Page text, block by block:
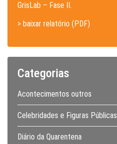
GrisLab – Fase II.
> baixar relatório (PDF)
Categorias
Acontecimentos outros
Celebridades e Figuras Públicas
Diário da Quarentena